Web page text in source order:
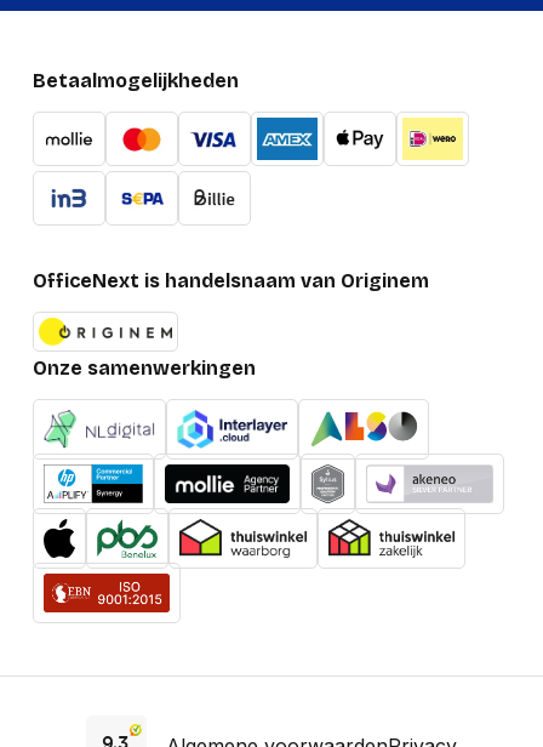
Betaalmogelijkheden
OfficeNext is handelsnaam van Originem
Onze samenwerkingen